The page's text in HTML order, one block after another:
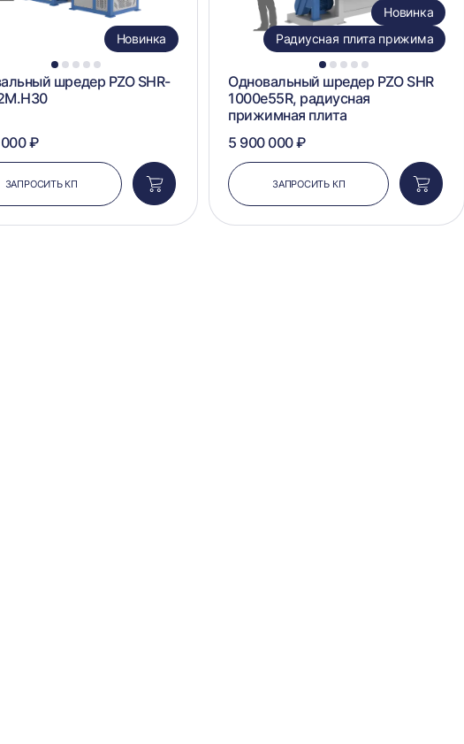
1 2 3 4 5
Новинка
шредер PZO SHR-
₽
ЗАПРОСИТЬ КП
Добавить
в
корзину
1 2 3 4 5
Новинка
Радиусная плита прижима
Одновальный шредер PZO SHR
1000e55R, радиусная
прижимная плита
5 900 000 ₽
ЗАПРОСИТЬ КП
Добавить
в
корзину